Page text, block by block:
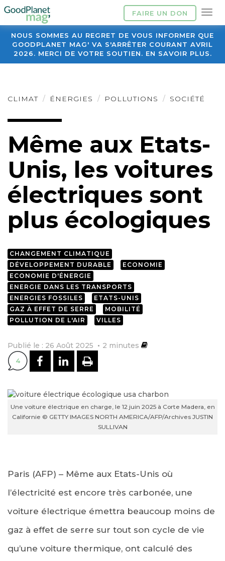
FAIRE UN DON
NOUS SOMMES AU REGRET DE VOUS INFORMER QUE
GOODPLANET MAG' VA S'ARRÊTER COURANT AVRIL
2026. MERCI DE VOTRE SOUTIEN. EN SAVOIR PLUS.
CLIMAT ÉNERGIES POLLUTIONS SOCIÉTÉ
Même aux Etats-
Unis, les voitures
électriques sont
plus écologiques
CHANGEMENT CLIMATIQUE
DÉVELOPPEMENT DURABLE
ECONOMIE
ECONOMIE D'ÉNERGIE
ENERGIE DANS LES TRANSPORTS
ENERGIES FOSSILES
ETATS-UNIS
GAZ À EFFET DE SERRE
MOBILITÉ
POLLUTION DE L'AIR
VILLES
Publié le : 26 Août 2025 2 minutes
4 PARTAGER SUR FACEBOOK
PARTAGER SUR
IMPRIMER
Une voiture électrique en charge, le 12 juin 2025 à Corte Madera, en
Californie © GETTY IMAGES NORTH AMERICA/AFP/Archives JUSTIN
SULLIVAN
Paris (AFP) – Même aux Etats-Unis où
l’électricité est encore très carbonée, une
voiture électrique émettra beaucoup moins de
gaz à effet de serre sur tout son cycle de vie
qu’une voiture thermique, ont calculé des